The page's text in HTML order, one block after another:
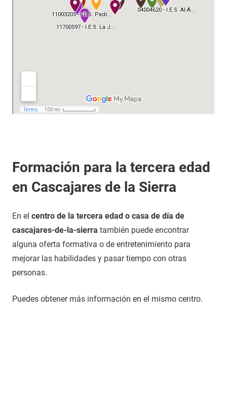
Formación para la tercera edad
en Cascajares de la Sierra
En el centro de la tercera edad o casa de día de
cascajares-de-la-sierra también puede encontrar
alguna oferta formativa o de entretenimiento para
mejorar las habilidades y pasar tiempo con otras
personas.
Puedes obtener más información en el mismo centro.